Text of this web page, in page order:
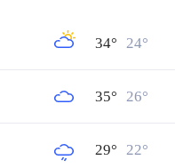
34° 24°
35° 26°
29° 22°